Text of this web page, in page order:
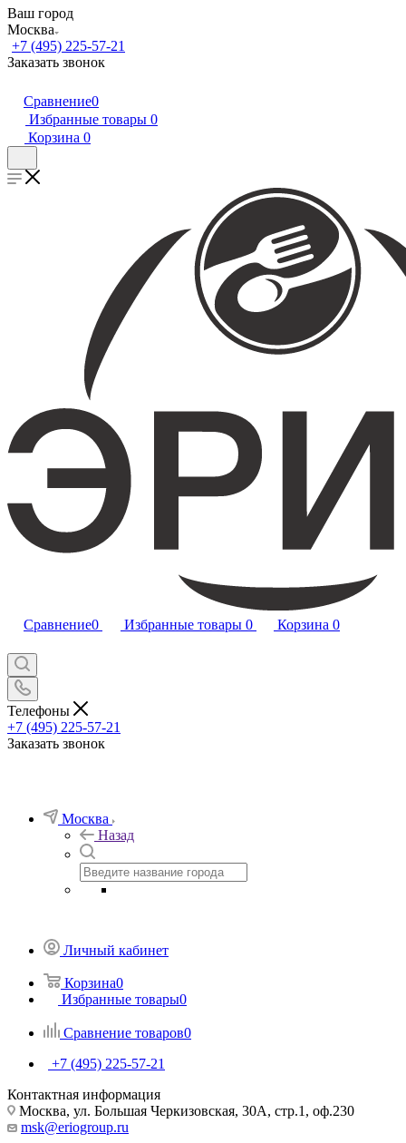
Ваш город
Москва
+7 (495) 225-57-21
Заказать звонок
Сравнение0
Избранные товары 0
Корзина 0
Сравнение0 Избранные товары 0 Корзина 0
Телефоны
+7 (495) 225-57-21
Заказать звонок
Москва
Назад
Личный кабинет
Корзина0
Избранные товары0
Сравнение товаров0
+7 (495) 225-57-21
Контактная информация
Москва, ул. Большая Черкизовская, 30А, стр.1, оф.230
msk@eriogroup.ru